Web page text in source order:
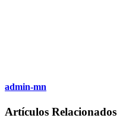
admin-mn
Artículos Relacionados